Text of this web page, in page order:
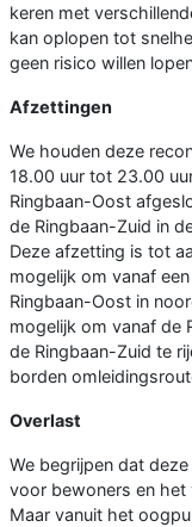
keren met
kan oplopen tot
geen risico willen
Afzettingen
We houden deze
18.00 uur tot 23.00
Ringbaan-Oost
de Ringbaan-Zuid in
Deze afzetting is tot
mogelijk om vanaf
Ringbaan-Oost in
mogelijk om vanaf de
de Ringbaan-Zuid te
borden
Overlast
We begrijpen dat
voor bewoners en het
Maar vanuit het